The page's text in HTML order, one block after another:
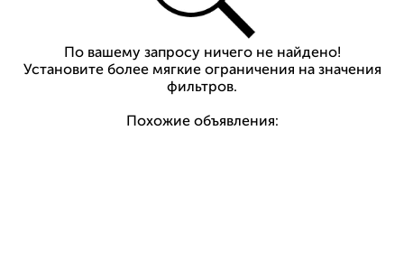
По вашему запросу ничего не найдено!
Установите более мягкие ограничения на значения
фильтров.
Похожие объявления: